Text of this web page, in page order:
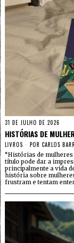
31 DE JULHO DE 2026
HISTÓRIAS DE
LIVROS POR CARLOS
“Histórias de mulheres
título pode dar a
principalmente a vida
história sobre
frustram e tentam